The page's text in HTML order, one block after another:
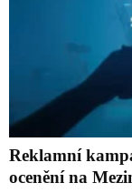
Reklamní
ocenění na